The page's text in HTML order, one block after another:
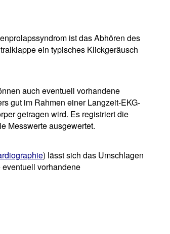
ist das Abhören des
ein typisches Klickgeräusch
auch eventuell vorhandene
gut im Rahmen einer Langzeit-EKG-
getragen wird. Es registriert die
Messwerte ausgewertet.
) lässt sich das Umschlagen
vorhandene